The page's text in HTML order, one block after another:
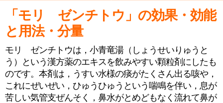
「モリ ゼンチトウ」の効果・効能
と用法・分量
モリ ゼンチトウは，小青竜湯（しょうせいりゅうと
う）という漢方薬のエキスを飲みやすい顆粒剤にしたも
のです。本剤は，うすい水様の痰がたくさん出る咳や，
これにぜいぜい，ひゅうひゅうという喘鳴を伴い，息が
苦しい気管支ぜんそく，鼻水がとめどもなく流れて鼻が